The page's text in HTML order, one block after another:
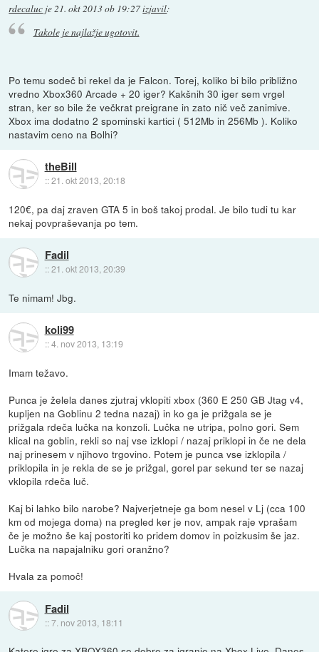
rdecaluc je 21. okt 2013 ob 19:27izjavil:
Takole je najlažje ugotovit.
Po temu sodeč bi rekel da je Falcon. Torej, koliko bi bilo približno
vredno Xbox360 Arcade + 20 iger? Kakšnih 30 iger sem vrgel
stran, ker so bile že večkrat preigrane in zato nič več zanimive.
Xbox ima dodatno 2 spominski kartici ( 512Mb in 256Mb ). Koliko
nastavim ceno na Bolhi?
theBill
::21. okt 2013, 20:18
120€, pa daj zraven GTA 5 in boš takoj prodal. Je bilo tudi tu kar
nekaj povpraševanja po tem.
Fadil
::21. okt 2013, 20:39
Te nimam! Jbg.
koli99
::4. nov 2013, 13:19
Imam težavo.
Punca je želela danes zjutraj vklopiti xbox (360 E 250 GB Jtag v4,
kupljen na Goblinu 2 tedna nazaj) in ko ga je prižgala se je
prižgala rdeča lučka na konzoli. Lučka ne utripa, polno gori. Sem
klical na goblin, rekli so naj vse izklopi / nazaj priklopi in če ne dela
naj prinesem v njihovo trgovino. Potem je punca vse izklopila /
priklopila in je rekla de se je prižgal, gorel par sekund ter se nazaj
vklopila rdeča luč.
Kaj bi lahko bilo narobe? Najverjetneje ga bom nesel v Lj (cca 100
km od mojega doma) na pregled ker je nov, ampak raje vprašam
če je možno še kaj postoriti ko pridem domov in poizkusim še jaz.
Lučka na napajalniku gori oranžno?
Hvala za pomoč!
Fadil
::7. nov 2013, 18:11